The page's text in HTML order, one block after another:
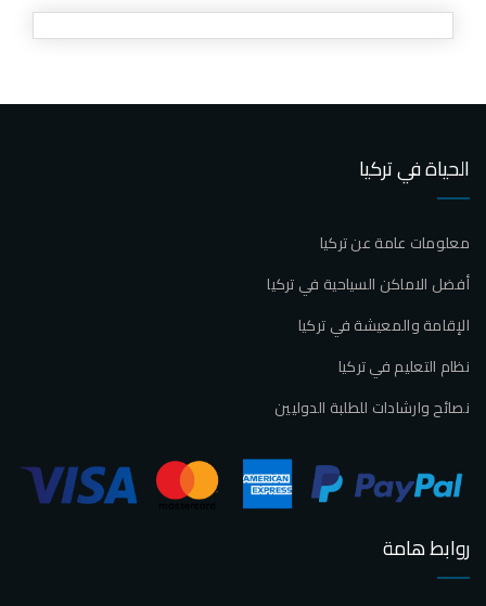
الحياة في تركيا
معلومات عامة عن تركيا
أفضل الاماكن السياحية في تركيا
الإقامة والمعيشة في تركيا
نظام التعليم في تركيا
نصائح وارشادات للطلبة الدوليين
روابط هامة